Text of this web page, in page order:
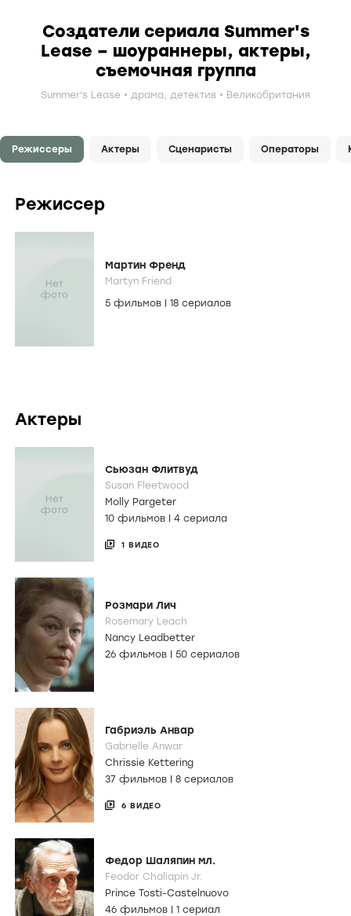
Создатели сериала Summer's
Lease – шоураннеры, актеры,
съемочная группа
Summer's Lease драма, детектив Великобритания
Режиссеры Актеры Сценаристы Операторы
Режиссер
Мартин Френд
Martyn Friend
5 фильмов
18 сериалов
Актеры
Сьюзан Флитвуд
Susan Fleetwood
Molly Pargeter
10 фильмов | 4 сериала
1 ВИДЕО
Розмари Лич
Rosemary Leach
Nancy Leadbetter
26 фильмов
50 сериалов
Габриэль Анвар
Gabrielle Anwar
Chrissie Kettering
37 фильмов | 8 сериалов
6 ВИДЕО
Федор Шаляпин мл.
Feodor Chaliapin Jr.
Prince Tosti-Castelnuovo
46 фильмов | 1 сериал